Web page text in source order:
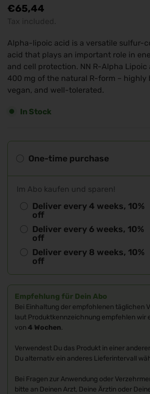
Regular
€65,44
Alpha-lipoic acid is a versatile sulfur-
acid that plays an important role in
and cell protection. NN R-Alpha Lipoic
400 mg of the natural R-form – highly
vegan, and well-tolerated.
In Stock
One-time purchase
Im Abo kaufen und sparen!
Deliver every 4 weeks, 10%
off
Deliver every 6 weeks, 10%
off
Deliver every 8 weeks, 10%
off
Empfehlung für Dein Abo
Bei Einhaltung der empfohlenen täglichen
laut Produktkennzeichnung empfehlen wir
von 4 Wochen.
Verwendest Du das Produkt in einer
Du alternativ ein anderes Lieferintervall
Bei Fragen zur Anwendung oder
bitte an Deinen Arzt, Deine Ärztin oder